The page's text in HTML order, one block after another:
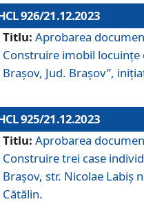
926/21.12.2023
Titlu: Aprobarea
Construire imobil locuințe
Brașov, Jud. Brașov”,
925/21.12.2023
Titlu: Aprobarea
Construire trei case
Brașov, str. Nicolae Labiș
Cătălin.